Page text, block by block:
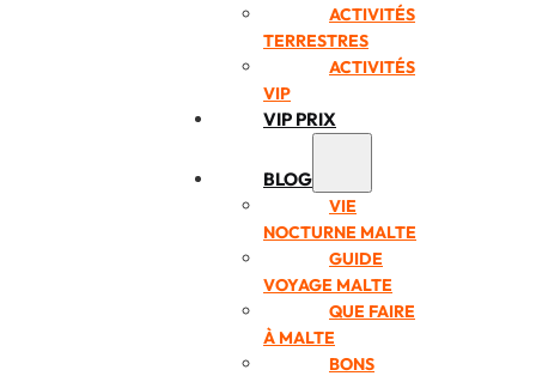
ACTIVITÉS
TERRESTRES
ACTIVITÉS
VIP
VIP PRIX
BLOG
VIE
NOCTURNE MALTE
GUIDE
VOYAGE MALTE
QUE FAIRE
À MALTE
BONS